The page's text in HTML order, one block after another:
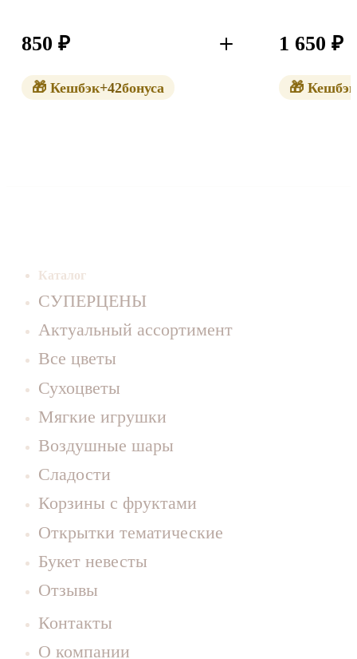
850₽ В корзину
🎁 Кешбэк+42бонуса
1 650 ₽
🎁 Кешбэк
Каталог
СУПЕРЦЕНЫ
Актуальный ассортимент
Все цветы
Сухоцветы
Мягкие игрушки
Воздушные шары
Сладости
Корзины с фруктами
Открытки тематические
Букет невесты
Отзывы
Контакты
О компании